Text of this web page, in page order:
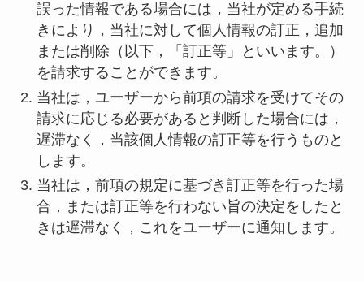
誤った情報である場合には，当社が定める手続
きにより，当社に対して個人情報の訂正，追加
または削除（以下，「訂正等」といいます。）
を請求することができます。
当社は，ユーザーから前項の請求を受けてその
請求に応じる必要があると判断した場合には，
遅滞なく，当該個人情報の訂正等を行うものと
します。
当社は，前項の規定に基づき訂正等を行った場
合，または訂正等を行わない旨の決定をしたと
きは遅滞なく，これをユーザーに通知します。